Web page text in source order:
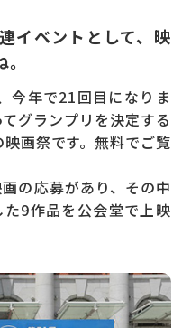
イベントとして、映
今年で21回目になりま
グランプリを決定する
画祭です。無料でご覧
の応募があり、その中
9作品を公会堂で上映